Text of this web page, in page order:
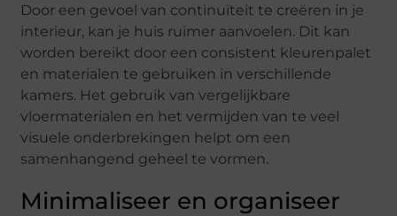
Door een gevoel van continuïteit te creëren in je
interieur, kan je huis ruimer aanvoelen. Dit kan
worden bereikt door een consistent kleurenpalet
en materialen te gebruiken in verschillende
kamers. Het gebruik van vergelijkbare
vloermaterialen en het vermijden van te veel
visuele onderbrekingen helpt om een
samenhangend geheel te vormen.
Minimaliseer en organiseer